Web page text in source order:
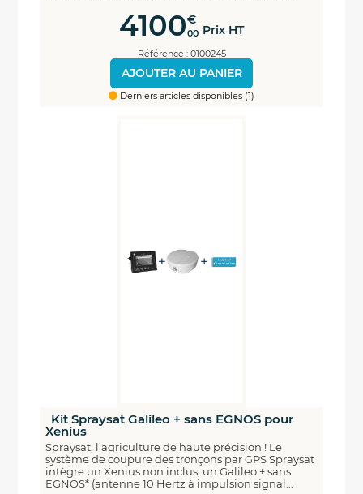
4100€
00 Prix HT
Référence : 0100245
AJOUTER AU PANIER
Derniers articles disponibles (1)
Kit Spraysat Galileo + sans EGNOS pour
Xenius
Spraysat, l’agriculture de haute précision ! Le
système de coupure des tronçons par GPS Spraysat
intègre un Xenius non inclus, un Galileo + sans
EGNOS* (antenne 10 Hertz à impulsion signal...